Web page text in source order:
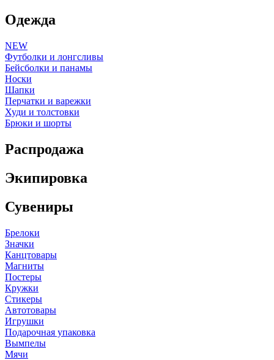
Одежда
NEW
Футболки и лонгсливы
Бейсболки и панамы
Носки
Шапки
Перчатки и варежки
Худи и толстовки
Брюки и шорты
Распродажа
Экипировка
Сувениры
Брелоки
Значки
Канцтовары
Магниты
Постеры
Кружки
Стикеры
Автотовары
Игрушки
Подарочная упаковка
Вымпелы
Мячи